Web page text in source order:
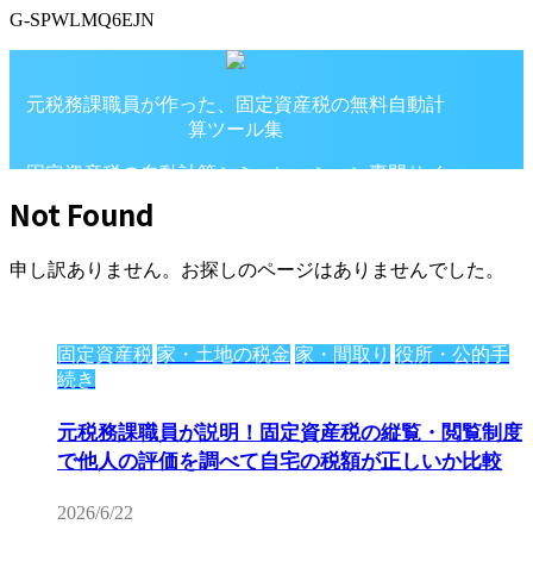
G-SPWLMQ6EJN
元税務課職員が作った、固定資産税の無料自動計
算ツール集
固定資産税の自動計算シミュレーション専門サイ
Not Found
申し訳ありません。お探しのページはありませんでした。
固定資産税 家・土地の税金 家・間取り 役所・公的手
続き
元税務課職員が説明！固定資産税の縦覧・閲覧制度
で他人の評価を調べて自宅の税額が正しいか比較
2026/6/22